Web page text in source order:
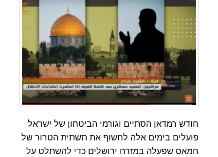
חודש רמדאן הסתיים וגורמי הביטחון של ישראל
פועלים בימים אלה לחשוף את תשתית הטרור של
חמאס שפעלה במזרח ירושלים כדי להשתלט על